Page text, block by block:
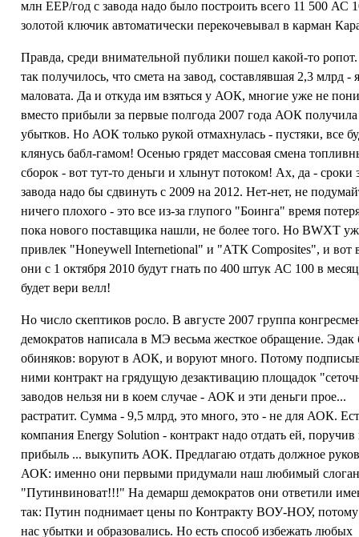
млн ЕЕР/год с завода надо было построить всего 11 500 АС
золотой ключик автоматически перекочевывал в карман
Правда, среди внимательной публики пошел какой-то
так получилось, что смета на завод, составлявшая 2,3 млрд -
маловата. Да и откуда им взяться у АОК, многие уже не
вместо прибыли за первые полгода 2007 года АОК
убытков. Но АОК только рукой отмахнулась - пустяки, все
клянусь бабл-гамом! Осенью грядет массовая смена
сборок - вот тут-то деньги и хлынут потоком! Ах, да - сроки
завода надо бы сдвинуть с 2009 на 2012. Нет-нет, не
ничего плохого - это все из-за глупого "Боинга" время
пока нового поставщика нашли, не более того. Но BWXT
привлек "Honeywell Internetional" и "АТК Сomposites", и вот
они с 1 октября 2010 будут гнать по 400 штук АС 100 в
будет вери велл!
Но число скептиков росло. В августе 2007 группа
демократов написала в МЭ весьма жесткое обращение. Эдак
обиняков: воруют в АОК, и воруют много. Потому
ними контракт на грядущую дезактивацию площадок
заводов нельзя ни в коем случае - АОК и эти деньги прое...
растратит. Сумма - 9,5 млрд, это много, это - не для АОК.
компания Energy Solution - контракт надо отдать ей, поручив
прибыль ... выкупить АОК. Предлагаю отдать должное
АОК: именно они первыми придумали наш любимый
"Путинвиноват!!!" На демарш демократов они ответили
так: Путин поднимает цены по Контракту ВОУ-НОУ, потому
нас убытки и образовались. Но есть способ избежать любых